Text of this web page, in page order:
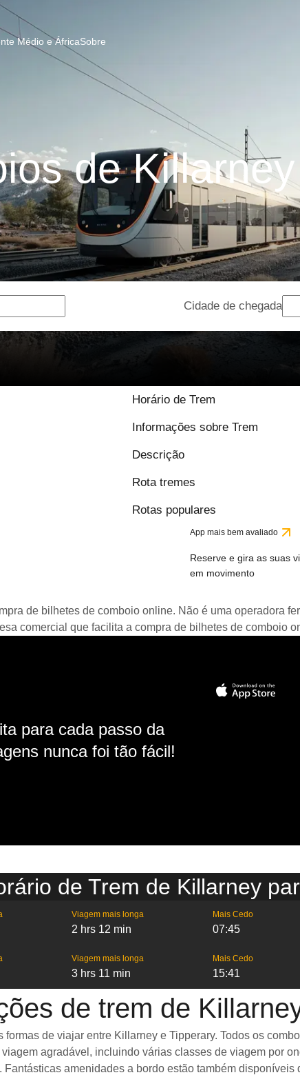
Médio e ÁfricaSobre
de Killarney
Cidade de chegada
Horário de Trem
Informações sobre Trem
Descrição
Rota tremes
Rotas populares
App mais bem avaliado
Reserve e gira as suas
em movimento
de bilhetes de comboio online. Não é uma operadora
comercial que facilita a compra de bilhetes de comboio
para cada passo da
nunca foi tão fácil!
de Trem de Killarney
Viagem mais longa
2 hrs 12 min
Mais Cedo
07:45
Viagem mais longa
3 hrs 11 min
Mais Cedo
15:41
de trem de
de viajar entre Killarney e Tipperary. Todos os
agradável, incluindo várias classes de viagem por
amenidades a bordo estão também